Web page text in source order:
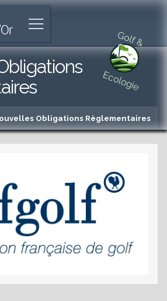
Golf &
Ecologie
Afficher
le
menu
Obligations Règlementaires